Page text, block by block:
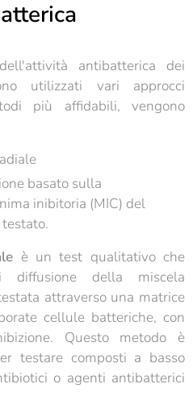
antibatterica dei
utilizzati vari approcci
più affidabili, vengono
basato sulla
inibitoria (MIC) del
è un test qualitativo che
della miscela
attraverso una matrice
cellule batteriche, con
Questo metodo è
testare composti a basso
o agenti antibatterici